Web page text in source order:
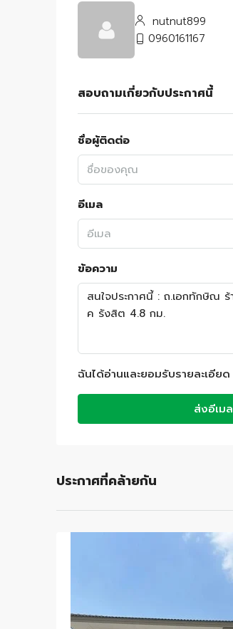
nutnut899
0960161167
สอบถามเกี่ยวกับประกาศนี้
ชื่อผู้ติดต่อ
อีเมล
ข้อความ
ฉันได้อ่านและยอมรับรายละเอียด
ส่งอีเมล
ประกาศที่คล้ายกัน